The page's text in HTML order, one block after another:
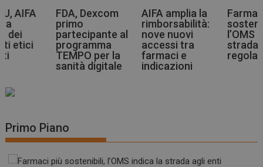
Dexcom
al
per la
AIFA amplia la
rimborsabilità:
nove nuovi
accessi tra
farmaci e
indicazioni
Farmaci più
sostenibili,
l’OMS indica la
strada agli enti
regolatori
Primo Piano